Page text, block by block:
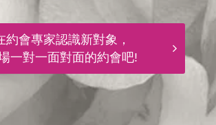
約會專家認識新對象，
一對一面對面的約會吧!